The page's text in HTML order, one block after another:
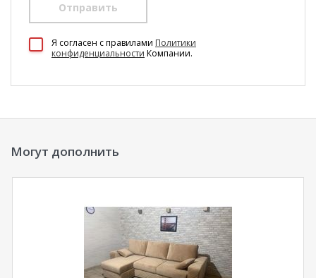
Отправить
Я согласен c правилами Политики
конфиденциальности Компании.
Могут дополнить